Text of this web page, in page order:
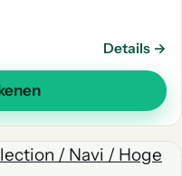
Details →